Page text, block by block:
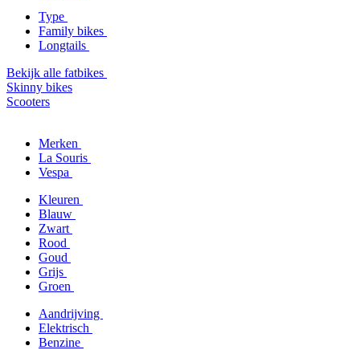
Type
Family bikes
Longtails
Bekijk alle fatbikes
Skinny bikes
Scooters
Merken
La Souris
Vespa
Kleuren
Blauw
Zwart
Rood
Goud
Grijs
Groen
Aandrijving
Elektrisch
Benzine